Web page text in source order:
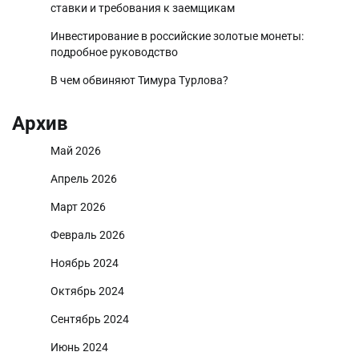
ставки и требования к заемщикам
Инвестирование в российские золотые монеты:
подробное руководство
В чем обвиняют Тимура Турлова?
Архив
Май 2026
Апрель 2026
Март 2026
Февраль 2026
Ноябрь 2024
Октябрь 2024
Сентябрь 2024
Июнь 2024